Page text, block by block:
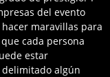
del evento
maravillas para
cada persona
estar
algún